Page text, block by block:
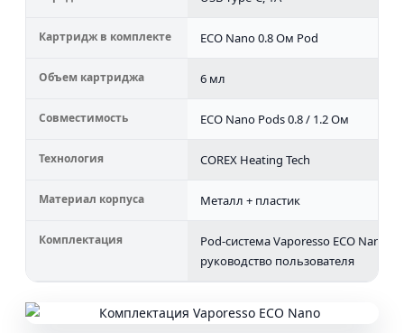
Картридж в комплекте ECO Nano 0.8 Ом Pod
Объем картриджа 6 мл
Совместимость ECO Nano Pods 0.8 / 1.2 Ом
Технология COREX Heating Tech
Материал корпуса Металл + пластик
Комплектация
Pod-система Vaporesso ECO Nano,
руководство пользователя